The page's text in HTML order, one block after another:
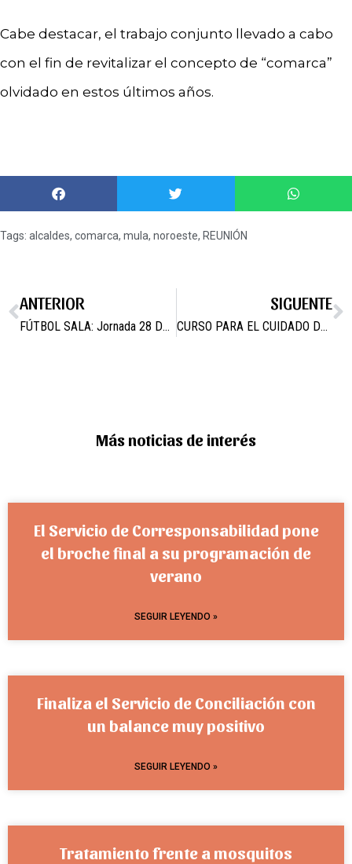
Cabe destacar, el trabajo conjunto llevado a cabo
con el fin de revitalizar el concepto de “comarca”
olvidado en estos últimos años.
Tags: alcaldes, comarca, mula, noroeste, REUNIÓN
ANTERIOR
FÚTBOL SALA: Jornada 28 DE Febrero 2016
SIGUENTE
CURSO PARA EL CUIDADO DE PERSONAS DEPENDIENTES
Más noticias de interés
El Servicio de Corresponsabilidad pone
el broche final a su programación de
verano
SEGUIR LEYENDO »
Finaliza el Servicio de Conciliación con
un balance muy positivo
SEGUIR LEYENDO »
Tratamiento frente a mosquitos